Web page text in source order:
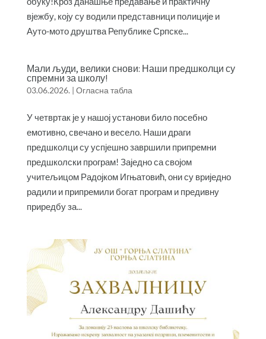
вјежбу, коју су водили представници полиције и
Ауто-мото друштва Републике Српске...
Мали људи, велики снови: Наши предшколци су
спремни за школу!
03.06.2026. | Огласна табла
У четвртак је у нашој установи било посебно
емотивно, свечано и весело. Наши драги
предшколци су успјешно завршили припремни
предшколски програм! Заједно са својом
учитељицом Радојком Игњатовић, они су вриједно
радили и припремили богат програм и предивну
приредбу за...